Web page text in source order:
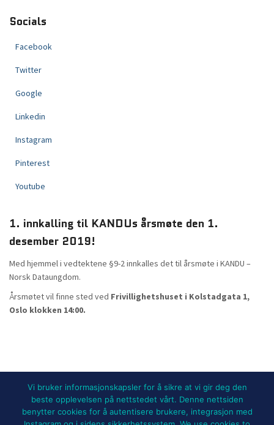
Socials
Facebook
Twitter
Google
Linkedin
Instagram
Pinterest
Youtube
1. innkalling til KANDUs årsmøte den 1.
desember 2019!
Med hjemmel i vedtektene §9-2 innkalles det til årsmøte i KANDU –
Norsk Dataungdom.
Årsmøtet vil finne sted ved Frivillighetshuset i Kolstadgata 1,
Oslo klokken 14:00.
NYHETER BLI MEDLEM! UTSTYRSLEIE
Vi bruker informasjonskapsler for å sikre at vi gir deg den
beste opplevelsen på nettstedet vårt. Denne nettsiden
benytter cookies for å autentisere brukere, integrasjon med